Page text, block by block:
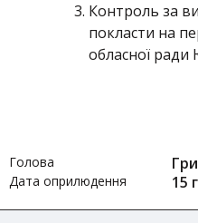
Контроль за
покласти на
обласної ради
Голова
Дата оприлюдення 15